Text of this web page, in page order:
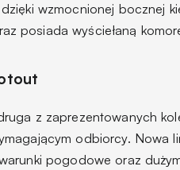
wzmocnionej bocznej
posiada wyściełaną
z zaprezentowanych
odbiorcy. Nowa
pogodowe oraz